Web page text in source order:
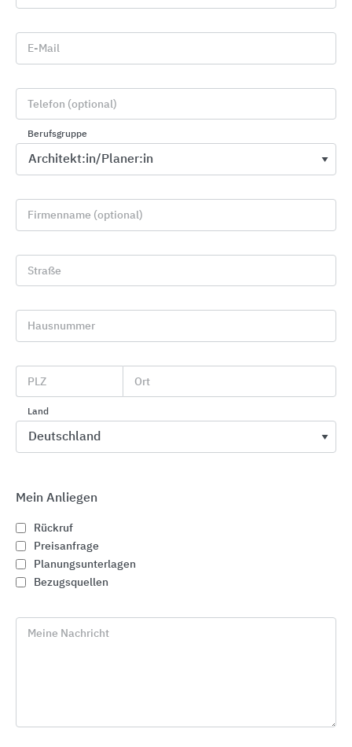
Shower & Co Armaturen-Programm Sanitär
E-Mail
Telefon (optional)
Berufsgruppe
Firmenname (optional)
Straße
Hausnummer
PLZ Ort
Land
Mein Anliegen
Rückruf
Preisanfrage
Planungsunterlagen
Bezugsquellen
Meine Nachricht